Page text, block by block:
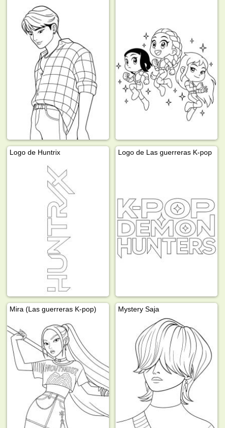
Logo de Huntrix Logo de Las guerreras K-pop
Mira (Las guerreras K-pop) Mystery Saja